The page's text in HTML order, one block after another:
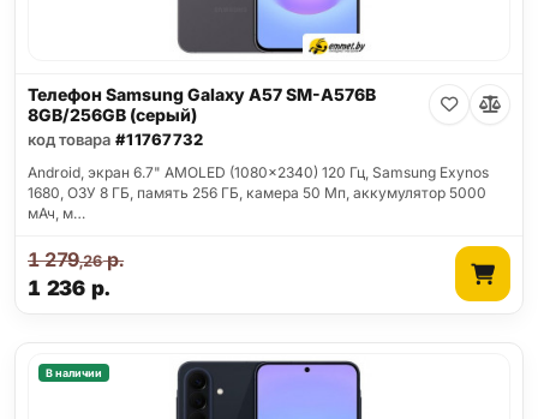
Телефон Samsung Galaxy A57 SM-A576B
8GB/256GB (серый)
код товара #11767732
Android, экран 6.7" AMOLED (1080x2340) 120 Гц, Samsung Exynos
1680, ОЗУ 8 ГБ, память 256 ГБ, камера 50 Мп, аккумулятор 5000
мАч, м…
1 236 р.
1 279,26р.
В наличии